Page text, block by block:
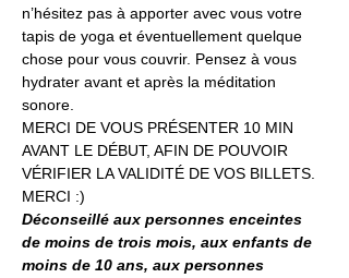
n’hésitez pas à apporter avec vous votre
tapis de yoga et éventuellement quelque
chose pour vous couvrir. Pensez à vous
hydrater avant et après la méditation
sonore.
MERCI DE VOUS PRÉSENTER 10 MIN
AVANT LE DÉBUT, AFIN DE POUVOIR
VÉRIFIER LA VALIDITÉ DE VOS BILLETS.
MERCI :)
Déconseillé aux personnes enceintes
de moins de trois mois, aux enfants de
moins de 10 ans, aux personnes